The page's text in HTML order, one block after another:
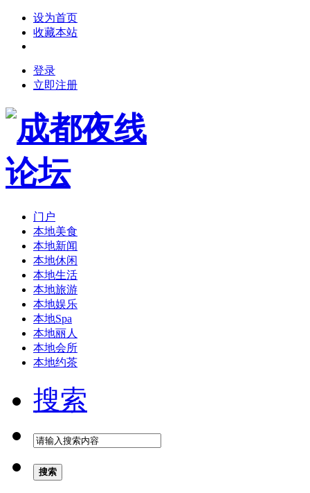
设为首页
收藏本站
登录
立即注册
门户
本地美食
本地新闻
本地休闲
本地生活
本地旅游
本地娱乐
本地Spa
本地丽人
本地会所
本地约茶
搜索
搜索